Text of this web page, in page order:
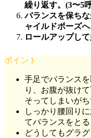
繰り返す。 (3〜5
バランスを保ち
ャイルドポーズへ
ロールアップし
ポイント
手足でバランス
り、お腹が抜け
そってしまいがち
しっかり腰回り
てバランスをとる
どうしてもグラ